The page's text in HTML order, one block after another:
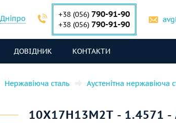
Дніпро +38 (056) 790-91-90
+38 (056) 790-91-90
ДОВІДНИК КОНТАКТИ
Нержавіюча сталь Аустенітна нержавіюча
10Х17Н13М2Т - 1.4571